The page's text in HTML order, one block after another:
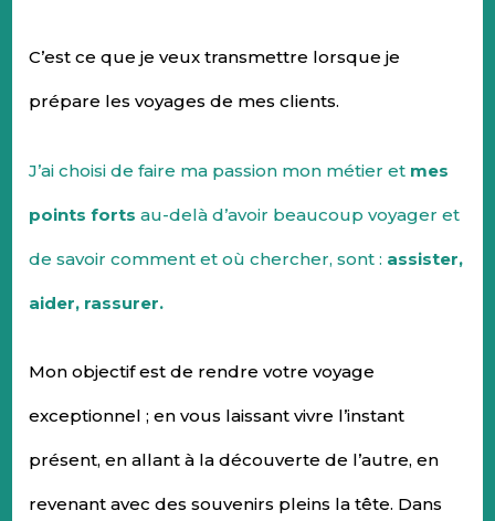
C’est ce que je veux transmettre lorsque je
prépare les voyages de mes clients.
J’ai choisi de faire ma passion mon métier et mes
points forts au-delà d’avoir beaucoup voyager et
de savoir comment et où chercher, sont : assister,
aider, rassurer.
Mon objectif est de rendre votre voyage
exceptionnel ; en vous laissant vivre l’instant
présent, en allant à la découverte de l’autre, en
revenant avec des souvenirs pleins la tête. Dans